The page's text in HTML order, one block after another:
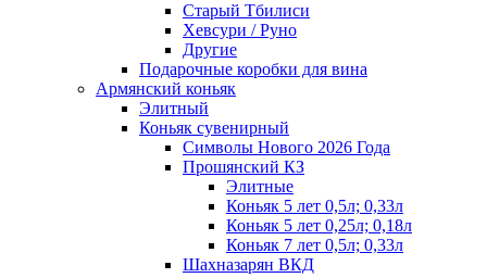
Старый Тбилиси
Хевсури / Руно
Другие
Подарочные коробки для вина
Армянский коньяк
Элитный
Коньяк сувенирный
Символы Нового 2026 Года
Прошянский КЗ
Элитные
Коньяк 5 лет 0,5л; 0,33л
Коньяк 5 лет 0,25л; 0,18л
Коньяк 7 лет 0,5л; 0,33л
Шахназарян ВКД